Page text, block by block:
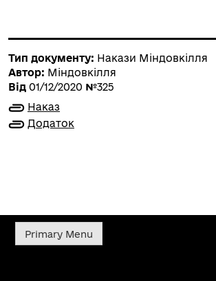
Тип документу: Накази Міндовкілля
Автор: Міндовкілля
Від 01/12/2020 №325
Наказ
Додаток
Primary Menu